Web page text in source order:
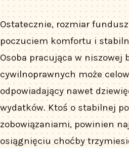
Ostatecznie, rozmiar
poczuciem komfortu i
Osoba pracująca w niszowej
cywilnoprawnych może
odpowiadający nawet
wydatków. Ktoś o stabilnej
zobowiązaniami, powinien
osiągnięciu choćby